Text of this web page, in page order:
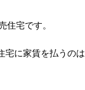
宅です。
に家賃を払うの